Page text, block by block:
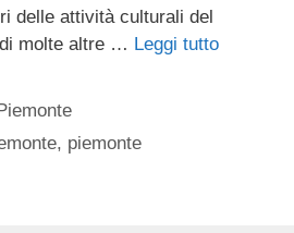
delle attività culturali del
molte altre … Leggi tutto
, piemonte